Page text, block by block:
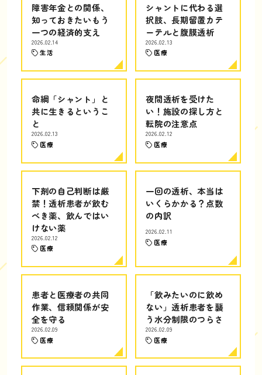
障害年金との関係、
知っておきたいもう
一つの経済的支え
2026.02.14
生活
シャントに代わる選
択肢、長期留置カテ
ーテルと腹膜透析
2026.02.13
医療
命綱「シャント」と
共に生きるというこ
と
2026.02.13
医療
夜間透析を受けた
い！施設の探し方と
転院の注意点
2026.02.12
医療
下剤の自己判断は厳
禁！透析患者が飲む
べき薬、飲んではい
けない薬
2026.02.12
医療
一回の透析、本当は
いくらかかる？点数
の内訳
2026.02.11
医療
患者と医療者の共同
作業、信頼関係が安
全を守る
2026.02.09
医療
「飲みたいのに飲め
ない」透析患者を襲
う水分制限のつらさ
2026.02.09
医療